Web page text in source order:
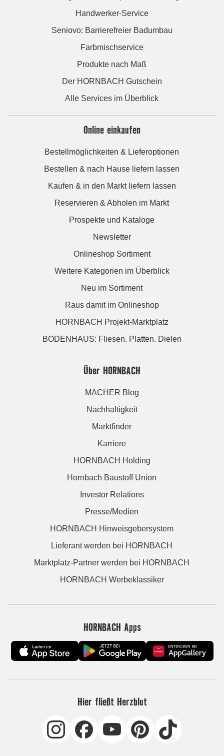
Handwerker-Service
Seniovo: Barrierefreier Badumbau
Farbmischservice
Produkte nach Maß
Der HORNBACH Gutschein
Alle Services im Überblick
Online einkaufen
Bestellmöglichkeiten & Lieferoptionen
Bestellen & nach Hause liefern lassen
Kaufen & in den Markt liefern lassen
Reservieren & Abholen im Markt
Prospekte und Kataloge
Newsletter
Onlineshop Sortiment
Weitere Kategorien im Überblick
Neu im Sortiment
Raus damit im Onlineshop
HORNBACH Projekt-Marktplatz
BODENHAUS: Fliesen. Platten. Dielen
Über HORNBACH
MACHER Blog
Nachhaltigkeit
Marktfinder
Karriere
HORNBACH Holding
Hornbach Baustoff Union
Investor Relations
Presse/Medien
HORNBACH Hinweisgebersystem
Lieferant werden bei HORNBACH
Marktplatz-Partner werden bei HORNBACH
HORNBACH Werbeklassiker
HORNBACH Apps
Hier fließt Herzblut